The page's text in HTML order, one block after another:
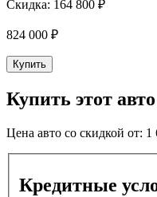
Скидка: 164 800 ₽
824 000 ₽
Купить
Купить этот
Цена авто со скидкой от: 1
Кредитные